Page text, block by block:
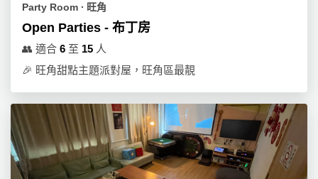
Party Room ∙ 旺角
Open Parties - 布丁房
👥 適合 6 至 15 人
🎉 旺角甜點主題派對屋，旺角區最靚